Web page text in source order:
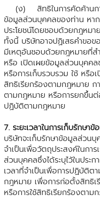
(ง) สิทธิในการคัดค้านกา
ข้อมูลส่วนบุคคลของท่าน หาก
ประโยชน์โดยชอบด้วยกฎหม
ทั้งนี้ บริษัทอาจปฏิเสธคำขอข
มีเหตุอันชอบด้วยกฎหมายที่ส
หรือ เปิดเผยข้อมูลส่วนบุคค
หรือการเก็บรวบรวม ใช้ หรือ
สิทธิเรียกร้องตามกฎหมาย ก
ตามกฎหมาย หรือการยกขึ้น
ปฏิบัติตามกฎหมาย
7. ระยะเวลาในการเก็บรักษา
บริษัทจะเก็บรักษาข้อมูลส่วนบุ
จำเป็นเพื่อวัตถุประสงค์ในกา
ส่วนบุคคลซึ่งได้ระบุไว้ในประ
เวลาที่จำเป็นเพื่อการปฏิบัติ
กฎหมาย เพื่อการก่อตั้งสิทธิ
หรือการใช้สิทธิเรียกร้องตา